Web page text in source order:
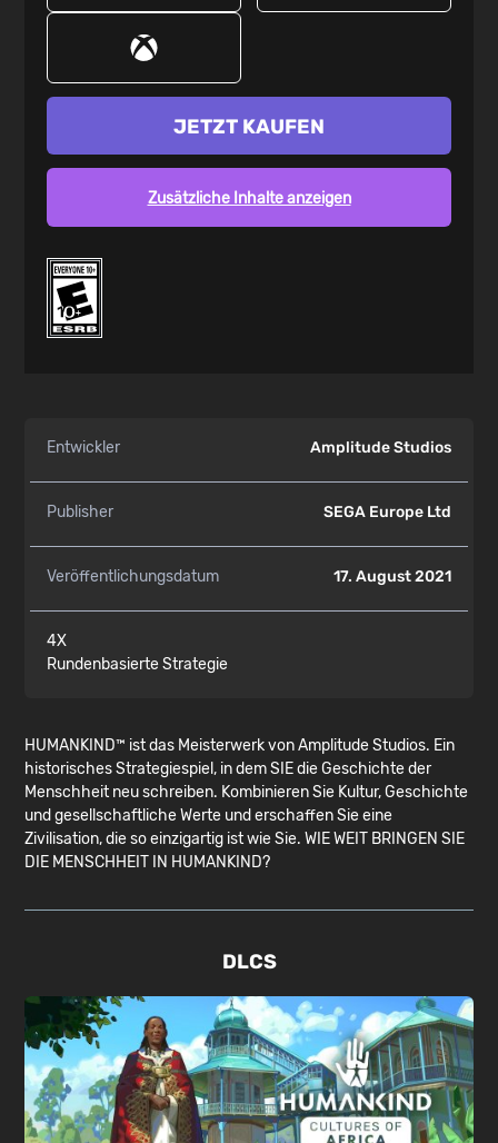
JETZT KAUFEN
Zusätzliche Inhalte anzeigen
Entwickler Amplitude Studios
Publisher SEGA Europe Ltd
Veröffentlichungsdatum 17. August 2021
4X
Rundenbasierte Strategie
HUMANKIND™ ist das Meisterwerk von Amplitude Studios. Ein
historisches Strategiespiel, in dem SIE die Geschichte der
Menschheit neu schreiben. Kombinieren Sie Kultur, Geschichte
und gesellschaftliche Werte und erschaffen Sie eine
Zivilisation, die so einzigartig ist wie Sie. WIE WEIT BRINGEN SIE
DIE MENSCHHEIT IN HUMANKIND?
DLCS